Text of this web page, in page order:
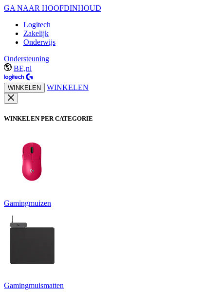
GA NAAR HOOFDINHOUD
Logitech
Zakelijk
Onderwijs
Ondersteuning
BE,nl
WINKELEN WINKELEN
WINKELEN PER CATEGORIE
Gamingmuizen
Gamingmuismatten